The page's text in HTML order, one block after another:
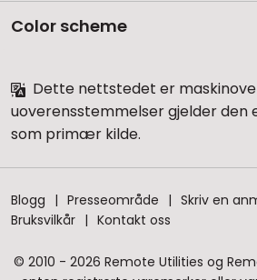
Color scheme
Dette nettstedet er
uoverensstemmelser gjelder den
som primær kilde.
Blogg Presseområde
Skriv en
Bruksvilkår
Kontakt oss
© 2010 - 2026 Remote Utilities og